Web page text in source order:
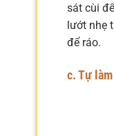
sát cùi
lướt nhẹ
để ráo.
c. Tự